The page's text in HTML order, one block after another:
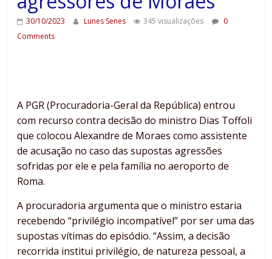
30/10/2023 Lunes Senes 345 visualizações
0
Comments
A PGR (Procuradoria-Geral da República) entrou
com recurso contra decisão do ministro Dias Toffoli
que colocou Alexandre de Moraes como assistente
de acusação no caso das supostas agressões
sofridas por ele e pela família no aeroporto de
Roma.
A procuradoria argumenta que o ministro estaria
recebendo “privilégio incompatível” por ser uma das
supostas vítimas do episódio. “Assim, a decisão
recorrida institui privilégio, de natureza pessoal, a